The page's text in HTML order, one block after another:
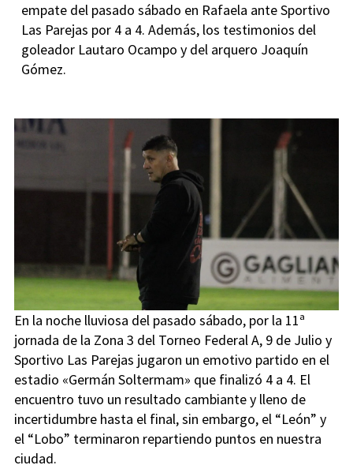
empate del pasado sábado en Rafaela ante Sportivo
Las Parejas por 4 a 4. Además, los testimonios del
goleador Lautaro Ocampo y del arquero Joaquín
Gómez.
En la noche lluviosa del pasado sábado, por la 11ª
jornada de la Zona 3 del Torneo Federal A, 9 de Julio y
Sportivo Las Parejas jugaron un emotivo partido en el
estadio «Germán Soltermam» que finalizó 4 a 4. El
encuentro tuvo un resultado cambiante y lleno de
incertidumbre hasta el final, sin embargo, el “León” y
el “Lobo” terminaron repartiendo puntos en nuestra
ciudad.